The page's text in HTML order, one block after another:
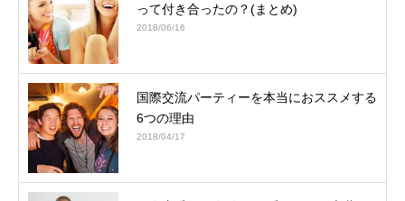
って付き合ったの？(まとめ)
2018/06/16
国際交流パーティーを本当におススメする
6つの理由
2018/04/17